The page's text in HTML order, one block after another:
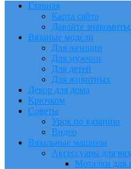
Главная
Карта сайта
Давайте
Вязаные модели
Для женщин
Для мужчин
Для детей
Для животных
Декор для дома
Крючком
Советы
Урок по вязанию
Видео
Вязальные машины
Аксессуары для
Моталки для